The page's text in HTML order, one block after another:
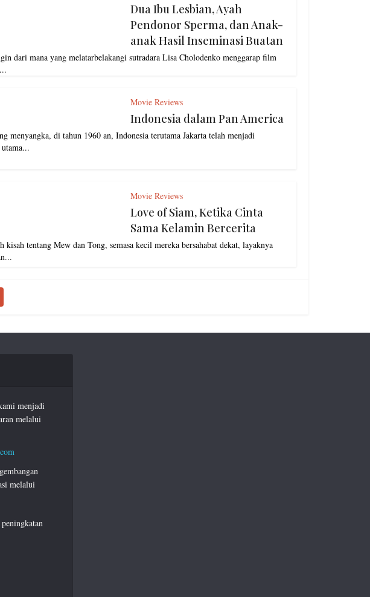
Dua Ibu Lesbian, Ayah
Pendonor Sperma, dan Anak-
anak Hasil Inseminasi Buatan
dari mana yang melatarbelakangi sutradara Lisa Cholodenko menggarap film
Movie Reviews
Indonesia dalam Pan America
menyangka, di tahun 1960 an, Indonesia terutama Jakarta telah menjadi
Movie Reviews
Love of Siam, Ketika Cinta
Sama Kelamin Bercerita
kisah tentang Mew dan Tong, semasa kecil mereka bersahabat dekat, layaknya
menjadi
melalui
melalui